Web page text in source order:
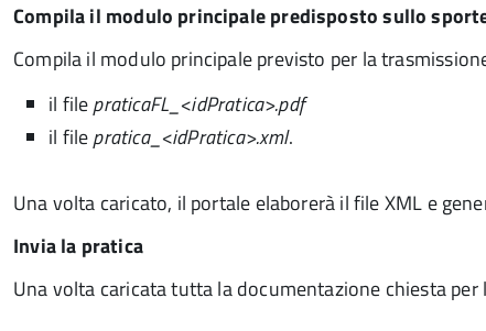
Compila il modulo principale predisposto sullo
Compila il modulo principale previsto per la
il filepraticaFL_<idPratica>.pdf
il filepratica_<idPratica>.xml.
Una volta caricato, il portale elaborerà il file XML e
Invia la pratica
Una volta caricata tutta la documentazione chiesta